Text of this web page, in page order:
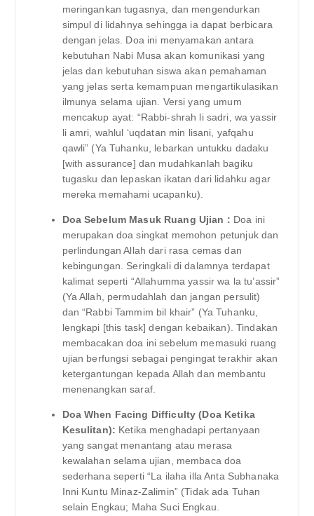
meringankan tugasnya, dan mengendurkan
simpul di lidahnya sehingga ia dapat berbicara
dengan jelas. Doa ini menyamakan antara
kebutuhan Nabi Musa akan komunikasi yang
jelas dan kebutuhan siswa akan pemahaman
yang jelas serta kemampuan mengartikulasikan
ilmunya selama ujian. Versi yang umum
mencakup ayat: “Rabbi-shrah li sadri, wa yassir
li amri, wahlul ‘uqdatan min lisani, yafqahu
qawli” (Ya Tuhanku, lebarkan untukku dadaku
[with assurance] dan mudahkanlah bagiku
tugasku dan lepaskan ikatan dari lidahku agar
mereka memahami ucapanku).
Doa Sebelum Masuk Ruang Ujian : Doa ini
merupakan doa singkat memohon petunjuk dan
perlindungan Allah dari rasa cemas dan
kebingungan. Seringkali di dalamnya terdapat
kalimat seperti “Allahumma yassir wa la tu’assir”
(Ya Allah, permudahlah dan jangan persulit)
dan “Rabbi Tammim bil khair” (Ya Tuhanku,
lengkapi [this task] dengan kebaikan). Tindakan
membacakan doa ini sebelum memasuki ruang
ujian berfungsi sebagai pengingat terakhir akan
ketergantungan kepada Allah dan membantu
menenangkan saraf.
Doa When Facing Difficulty (Doa Ketika
Kesulitan): Ketika menghadapi pertanyaan
yang sangat menantang atau merasa
kewalahan selama ujian, membaca doa
sederhana seperti “La ilaha illa Anta Subhanaka
Inni Kuntu Minaz-Zalimin” (Tidak ada Tuhan
selain Engkau; Maha Suci Engkau.